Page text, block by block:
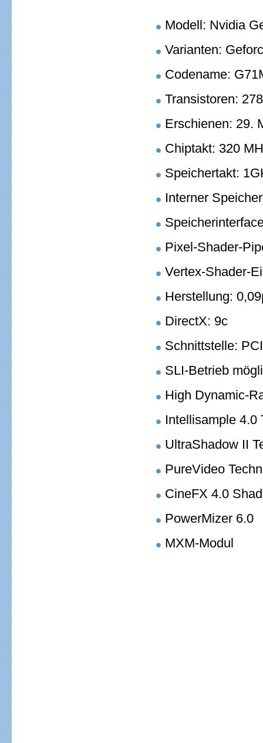
Modell: Nvidia
Varianten:
Codename:
Transistoren:
Erschienen: 29.
Chiptakt: 320
Speichertakt:
Interner
Pixel-Shader-
Vertex-Shader-
Herstellung:
DirectX: 9c
Schnittstelle:
SLI-Betrieb
High Dynamic-
Intellisample 4.0
UltraShadow II
PureVideo
CineFX 4.0
PowerMizer 6.0
MXM-Modul